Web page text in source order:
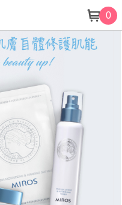
0